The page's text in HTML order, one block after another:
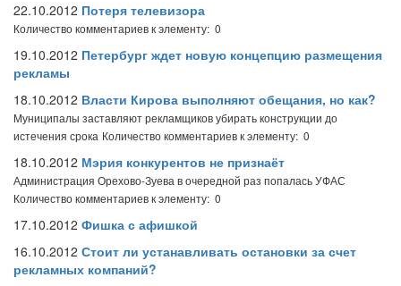
22.10.2012 Потеря телевизора
Количество комментариев к элементу: 0
19.10.2012 Петербург ждет новую концепцию размещения
рекламы
18.10.2012 Власти Кирова выполняют обещания, но как?
Муниципалы заставляют рекламщиков убирать конструкции до
истечения срока Количество комментариев к элементу: 0
18.10.2012 Мэрия конкурентов не признаёт
Администрация Орехово-Зуева в очередной раз попалась УФАС
Количество комментариев к элементу: 0
17.10.2012 Фишка с афишкой
16.10.2012 Стоит ли устанавливать остановки за счет
рекламных компаний?